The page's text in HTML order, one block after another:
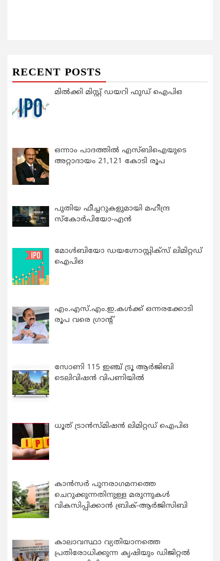
RECENT POSTS
മിൽക്കി മിസ്റ്റ് ഡയറി ഫുഡ് ഐപിഒ
ഒന്നാം പാദത്തിൽ എസ്ബിഐയുടെ
അറ്റാദായം 21,121 കോടി രൂപ
പുതിയ ഫീച്ചറുകളുമായി മഹീന്ദ്ര
സ്കോർപിയോ-എൻ
മോൾബിയോ ഡയഗ്നോസ്റ്റിക്സ് ലിമിറ്റഡ്
ഐപിഒ
എം.എസ്.എം.ഇ.കൾക്ക് ഒന്നരക്കോടി
രൂപ വരെ ഗ്രാന്റ്
സോണി 115 ഇഞ്ച് ട്രൂ ആർജിബി
ടെലിവിഷൻ വിപണിയിൽ
ധൂത് ട്രാൻസ്മിഷൻ ലിമിറ്റഡ് ഐപിഒ
കാന്‍സര്‍ പുനരാഗമനത്തെ
ചെറുക്കുന്നതിനുള്ള മരുന്നുകള്‍
വികസിപ്പിക്കാന്‍ ബ്രിക്-ആര്‍ജിസിബി
കാലാവസ്ഥാ വ്യതിയാനത്തെ
പ്രതിരോധിക്കുന്ന കൃഷിയും ഡിജിറ്റൽ